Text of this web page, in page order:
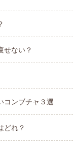
せない？
コンブチャ３選
どれ？